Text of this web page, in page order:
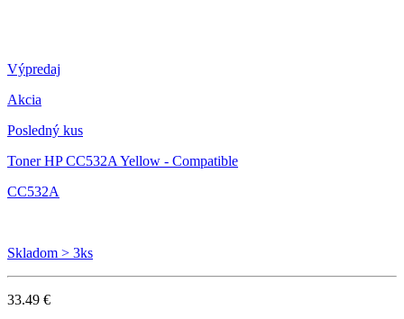
Výpredaj
Akcia
Posledný kus
Toner HP CC532A Yellow - Compatible
CC532A
Skladom > 3ks
33.49 €